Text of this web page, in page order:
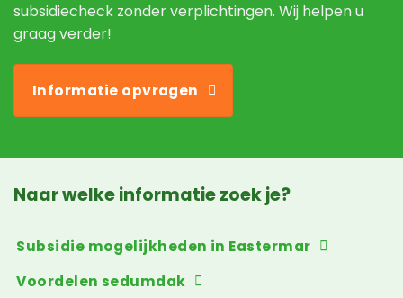
subsidiecheck zonder verplichtingen. Wij helpen u
graag verder!
Informatie opvragen
Naar welke informatie zoek je?
Subsidie mogelijkheden in Eastermar
Voordelen sedumdak